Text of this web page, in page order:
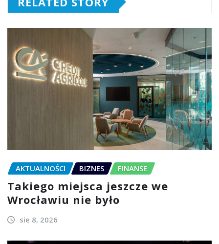
AKTUALNOŚCI BIZNES FINANSE
Takiego miejsca jeszcze we
Wrocławiu nie było
sie 8, 2026